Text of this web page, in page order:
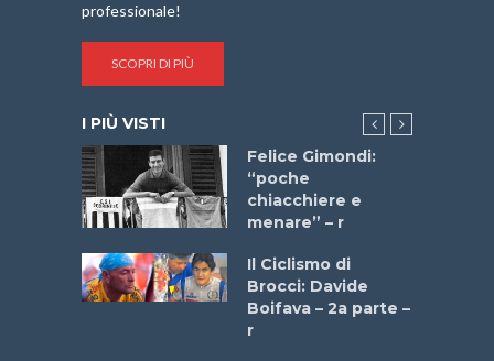
professionale!
SCOPRI DI PIÙ
I PIÙ VISTI
Felice Gimondi:
“poche
chiacchiere e
menare” – r
Il Ciclismo di
Brocci: Davide
Boifava – 2a parte –
r